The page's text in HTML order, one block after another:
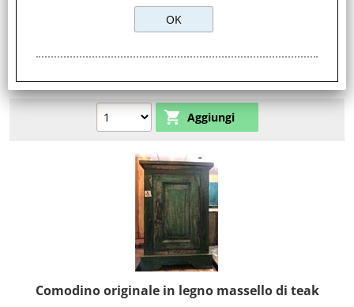
Cavallo originale con ruote in legno massello
di teak
disponibile
€255,00
Comodino originale in legno massello di teak